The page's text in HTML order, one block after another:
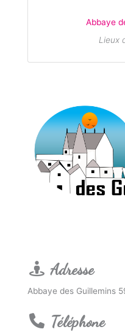
Abbaye
Lieux
Adresse
Abbaye des Guillemins
Téléphone